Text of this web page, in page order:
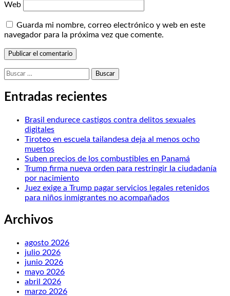
Web
Guarda mi nombre, correo electrónico y web en este
navegador para la próxima vez que comente.
Buscar:
Entradas recientes
Brasil endurece castigos contra delitos sexuales
digitales
Tiroteo en escuela tailandesa deja al menos ocho
muertos
Suben precios de los combustibles en Panamá
Trump firma nueva orden para restringir la ciudadanía
por nacimiento
Juez exige a Trump pagar servicios legales retenidos
para niños inmigrantes no acompañados
Archivos
agosto 2026
julio 2026
junio 2026
mayo 2026
abril 2026
marzo 2026